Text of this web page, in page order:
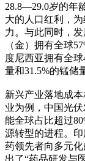
28.8—29.0岁的年
大的人口红利，
力。与此同时，
（金）拥有全球
度尼西亚拥有全
量和31.5%的锰储
新兴产业落地成
业为例，中国光
能全球占比超过
源转型的进程。
药领先者向多元
出了“药品研发与